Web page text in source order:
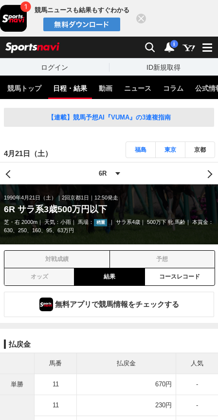
競馬ニュースも結果もすぐわかる
検索 通知
i
ログイン ID新規取得
競馬トップ 日程・結果 動画 ニュース コラム 公式情
【連載】競馬予想AI『VUMA』の3連複指南
4月21日（土） 福島 東京 京都
1990年4月21日（土） 2回京都1日 12:50発走
6R サラ系3歳500万円以下
芝・右 2000m 天気： 小雨 馬場： 稍重 サラ系4歳 500万下 牝 馬齢
本賞金：
630、250、160、95、63万円
対戦成績 予想
オッズ 結果 コースレコード
無料アプリで競馬情報をチェックする
払戻金
馬番 払戻金 人気
単勝 11 670円 -
11 230円 -